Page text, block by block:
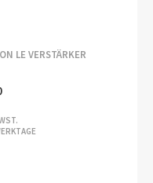
LE VERSTÄRKER